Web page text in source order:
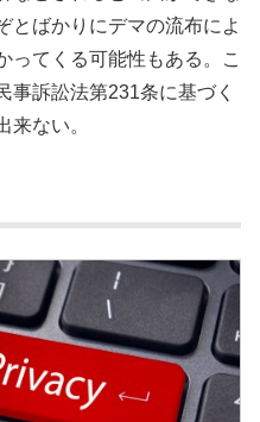
とばかりにデマの流布によ
ってくる可能性もある。こ
事訴訟法第231条に基づく
来ない。